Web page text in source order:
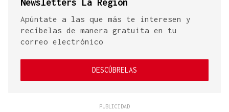
Newsletters La Región
Apúntate a las que más te interesen y
recíbelas de manera gratuita en tu
correo electrónico
DESCÚBRELAS